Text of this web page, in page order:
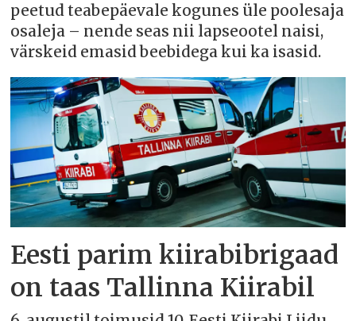
peetud teabepäevale kogunes üle poolesaja
osaleja – nende seas nii lapseootel naisi,
värskeid emasid beebidega kui ka isasid.
Eesti parim kiirabibrigaad
on taas Tallinna Kiirabil